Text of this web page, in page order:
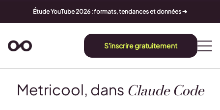
Étude YouTube 2026 : formats, tendances et données ➔
S'inscrire gratuitement
Metricool, dans Claude Code